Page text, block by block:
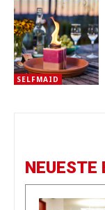
SELFMAID
NEUESTE